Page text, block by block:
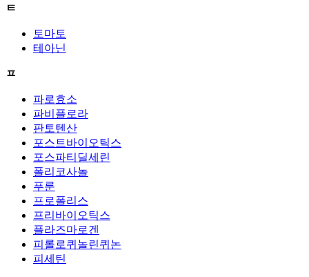
ㅌ
토마토
테아닌
ㅍ
파로효소
파비플로라
판토텐산
포스트바이오틱스
포스파티딜세린
폴리코사놀
푸룬
프로폴리스
프리바이오틱스
플라즈마로겐
피롤로퀴놀린퀴논
피세틴